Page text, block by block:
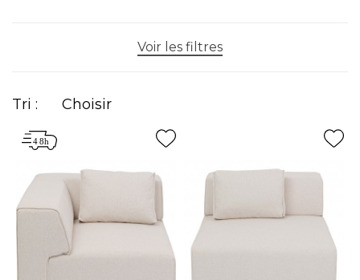
Voir les filtres
Tri : Choisir